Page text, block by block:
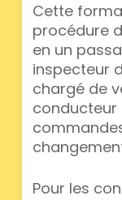
Cette
procédure
en un
inspecteur
chargé de
conducteur
Pour les